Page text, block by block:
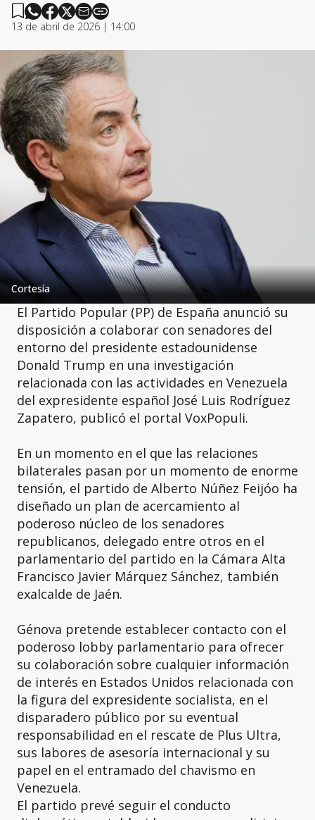
13 de abril de 2026 | 14:00
Cortesía
El Partido Popular (PP) de España anunció su
disposición a colaborar con senadores del
entorno del presidente estadounidense
Donald Trump en una investigación
relacionada con las actividades en Venezuela
del expresidente español José Luis Rodríguez
Zapatero, publicó el portal VoxPopuli.
En un momento en el que las relaciones
bilaterales pasan por un momento de enorme
tensión, el partido de Alberto Núñez Feijóo ha
diseñado un plan de acercamiento al
poderoso núcleo de los senadores
republicanos, delegado entre otros en el
parlamentario del partido en la Cámara Alta
Francisco Javier Márquez Sánchez, también
exalcalde de Jaén.
Génova pretende establecer contacto con el
poderoso lobby parlamentario para ofrecer
su colaboración sobre cualquier información
de interés en Estados Unidos relacionada con
la figura del expresidente socialista, en el
disparadero público por su eventual
responsabilidad en el rescate de Plus Ultra,
sus labores de asesoría internacional y su
papel en el entramado del chavismo en
Venezuela.
El partido prevé seguir el conducto